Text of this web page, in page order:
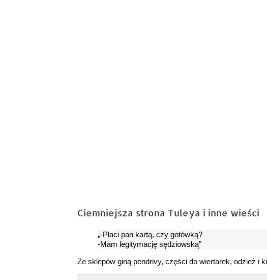
Ciemniejsza strona Tuleya i inne wieści
„-Płaci pan kartą, czy gotówką?
-Mam legitymację sędziowską”
Ze sklepów giną pendrivy, części do wiertarek, odzież i